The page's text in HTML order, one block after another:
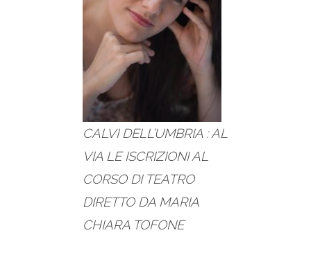
CALVI DELL’UMBRIA : AL
VIA LE ISCRIZIONI AL
CORSO DI TEATRO
DIRETTO DA MARIA
CHIARA TOFONE